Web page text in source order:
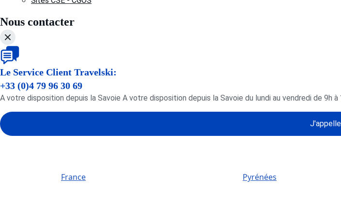
Nous contacter
Le Service Client Travelski:
+33 (0)4 79 96 30 69
A votre disposition depuis la Savoie A votre disposition depuis la Savoie du lundi au vendredi de 9h
J'appelle
France Pyrénées